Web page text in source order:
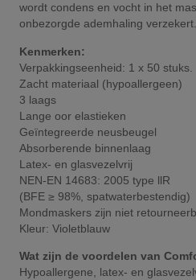
wordt condens en vocht in het
onbezorgde ademhaling verzekert.
Kenmerken:
Verpakkingseenheid: 1 x 50 stuks.
Zacht materiaal (hypoallergeen)
3 laags
Lange oor elastieken
Geïntegreerde neusbeugel
Absorberende binnenlaag
Latex- en glasvezelvrij
NEN-EN 14683: 2005 type llR
(BFE ≥ 98%, spatwaterbestendig)
Mondmaskers zijn niet
Kleur: Violetblauw
Wat zijn de voordelen van
Hypoallergene, latex- en